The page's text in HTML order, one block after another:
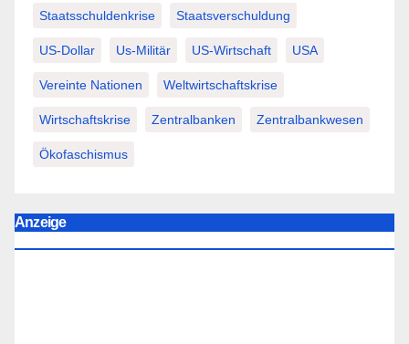
Staatsschuldenkrise Staatsverschuldung
US-Dollar Us-Militär US-Wirtschaft USA
Vereinte Nationen Weltwirtschaftskrise
Wirtschaftskrise Zentralbanken Zentralbankwesen
Ökofaschismus
Anzeige